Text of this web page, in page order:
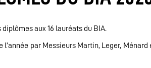
aux 16 lauréats du BIA.
l’année par Messieurs Martin, Leger,